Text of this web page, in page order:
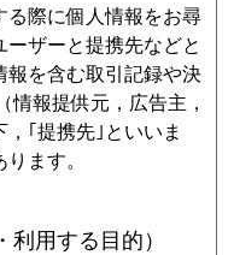
際に個人情報をお尋
ザーと提携先などと
を含む取引記録や決
報提供元，広告主，
｢提携先｣といいま
ます。
用する目的）